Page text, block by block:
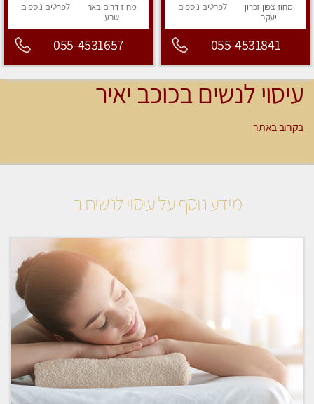
מחוז צפון זכרון
יעקב
לפרטים נוספים
055-4531841
מחוז דרום באר
שבע
לפרטים נוספים
055-4531657
עיסוי לנשים בכוכב יאיר
בקרוב באתר
מידע נוסף על עיסוי לנשים ב